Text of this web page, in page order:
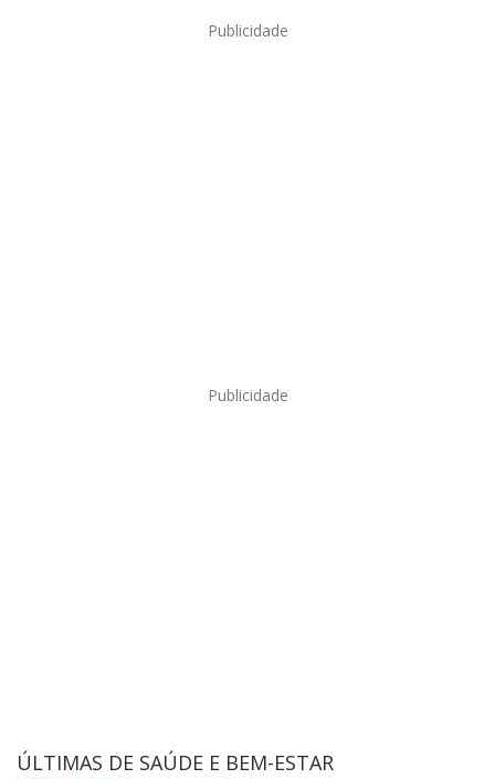
Publicidade
Publicidade
ÚLTIMAS DE SAÚDE E BEM-ESTAR